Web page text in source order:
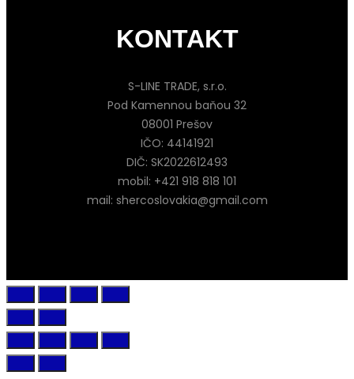
KONTAKT
S-LINE TRADE, s.r.o.
Pod Kamennou baňou 32
08001 Prešov
IČO: 44141921
DIČ: SK2022612493
mobil: +421 918 818 101
mail: shercoslovakia@gmail.com